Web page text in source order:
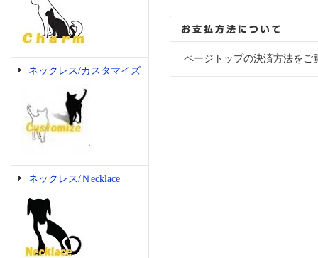
ネックレス/カスタマイズ
ネックレス/Ｎecklace
ページトップの決済方法をご